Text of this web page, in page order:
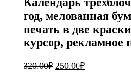
год, мелованная
печать в две
курсор, рекламное
320.00₽ 250.00₽